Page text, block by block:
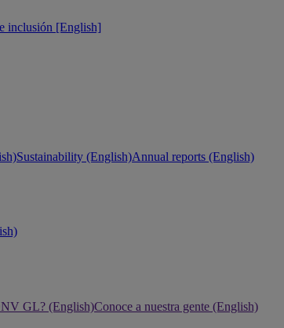
inclusión [English]
Sustainability (English)Annual reports (English)
GL? (English)Conoce a nuestra gente (English)